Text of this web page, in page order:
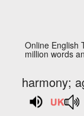
Online English
million words
harmony;